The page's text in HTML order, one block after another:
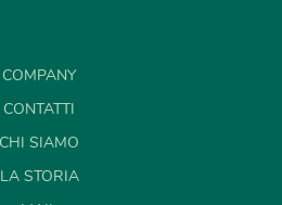
COMPANY
CONTATTI
CHI SIAMO
LA STORIA